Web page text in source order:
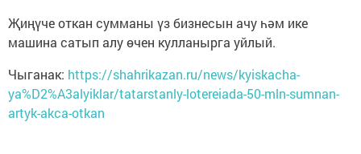
Җиңүче откан сумманы үз бизнесын ачу һәм ике
машина сатып алу өчен кулланырга уйлый.
Чыганак: https://shahrikazan.ru/news/kyiskacha-
ya%D2%A3alyiklar/tatarstanly-lotereiada-50-mln-sumnan-
artyk-akca-otkan